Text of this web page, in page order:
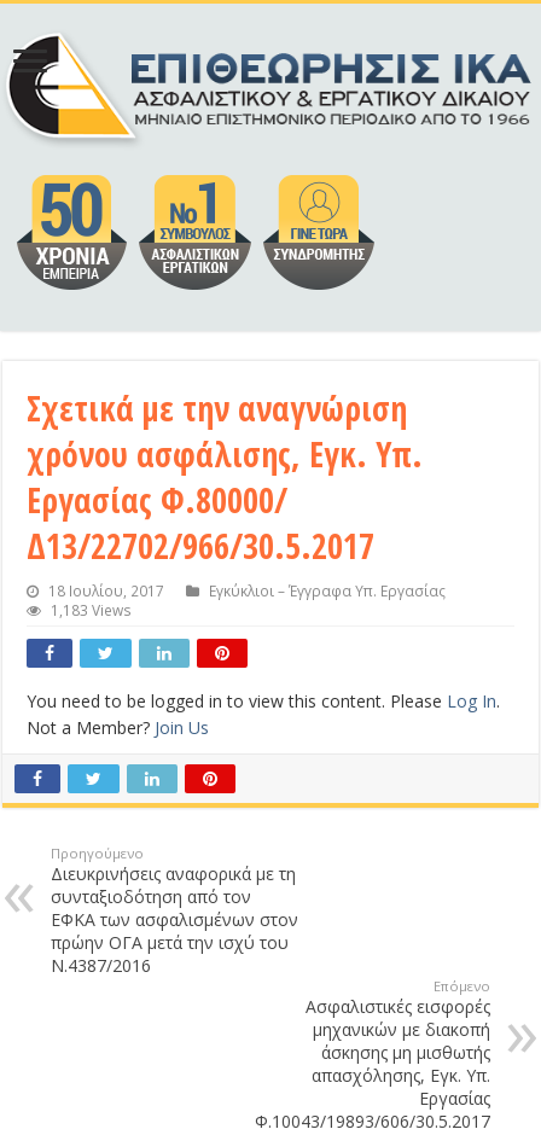
Σχετικά με την αναγνώριση
χρόνου ασφάλισης, Εγκ. Υπ.
Εργασίας Φ.80000/
Δ13/22702/966/30.5.2017
18 Ιουλίου, 2017
Εγκύκλιοι – Έγγραφα Υπ. Εργασίας
1,183 Views
You need to be logged in to view this content. Please Log In.
Not a Member? Join Us
Προηγούμενο
Διευκρινήσεις αναφορικά με τη
συνταξιοδότηση από τον
ΕΦΚΑ των ασφαλισμένων στον
πρώην ΟΓΑ μετά την ισχύ του
Ν.4387/2016
Επόμενο
Ασφαλιστικές εισφορές
μηχανικών με διακοπή
άσκησης μη μισθωτής
απασχόλησης, Εγκ. Υπ.
Εργασίας
Φ.10043/19893/606/30.5.2017